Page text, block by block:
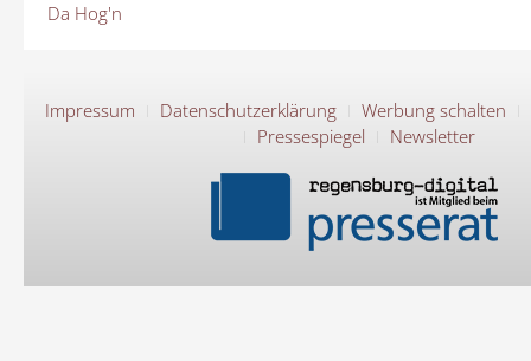
Da Hog'n
Impressum Datenschutzerklärung
Werbung schalten
Pressespiegel
Newsletter